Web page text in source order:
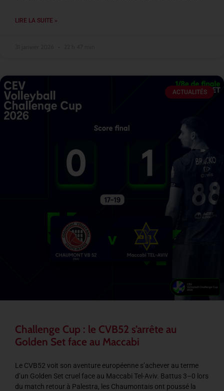
LIRE LA SUITE »
ACTUALITÉS
Challenge Cup : le CVB52 s’arrête au
Golden Set face au Maccabi
Le CVB52 voit son aventure européenne s’achever au terme
d’un Golden Set cruel face au Maccabi Tel-Aviv. Battus 3–0 lors
du match retour à Palestra, les Chaumontais ont poussé la